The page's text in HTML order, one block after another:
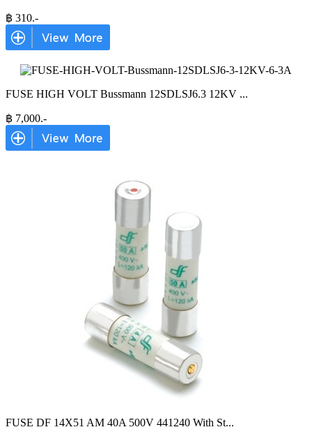
฿ 310.-
FUSE HIGH VOLT Bussmann 12SDLSJ6.3 12KV ...
฿ 7,000.-
FUSE DF 14X51 AM 40A 500V 441240 With St...